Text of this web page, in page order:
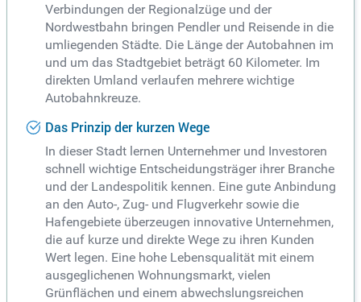
Verbindungen der Regionalzüge und der
Nordwestbahn bringen Pendler und Reisende in die
umliegenden Städte. Die Länge der Autobahnen im
und um das Stadtgebiet beträgt 60 Kilometer. Im
direkten Umland verlaufen mehrere wichtige
Autobahnkreuze.
Das Prinzip der kurzen Wege
In dieser Stadt lernen Unternehmer und Investoren
schnell wichtige Entscheidungsträger ihrer Branche
und der Landespolitik kennen. Eine gute Anbindung
an den Auto-, Zug- und Flugverkehr sowie die
Hafengebiete überzeugen innovative Unternehmen,
die auf kurze und direkte Wege zu ihren Kunden
Wert legen. Eine hohe Lebensqualität mit einem
ausgeglichenen Wohnungsmarkt, vielen
Grünflächen und einem abwechslungsreichen